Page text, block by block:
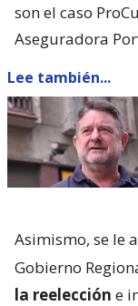
son el caso
Aseguradora
Lee también...
Asimismo, se le
Gobierno
la reelección e